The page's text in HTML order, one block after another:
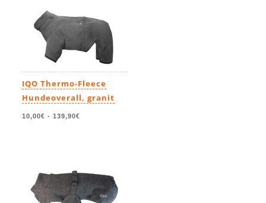
IQO Thermo-Fleece
Hundeoverall, granit
10,00€ - 139,90€